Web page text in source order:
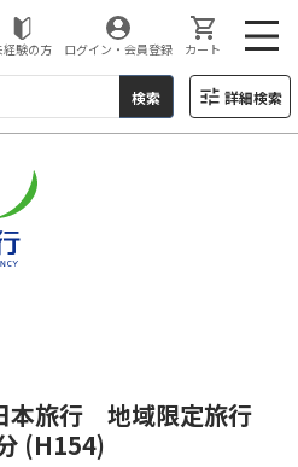
経験の方 ログイン・会員登録 カート
検索 詳細検索
旅行 地域限定旅行
(H154)